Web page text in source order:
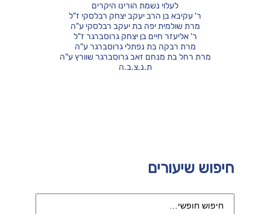
חיפוש שיעורים
לעלוי נשמת הורינו היקרים
ר' עקיבא בן הרב יעקב יצחק רבלסקי ז"ל
מרת שולמית יפה בת יעקב רבלסקי ע"ה
ר' אליעזר חיים בן יצחק גרוסברגר ז"ל
מרת רבקה בת נפתלי גרוסברגר ע"ה
מרת רחל בת מנחם זאב גרוסברגר שוורץ ע"ה
ת.נ.צ.ב.ה